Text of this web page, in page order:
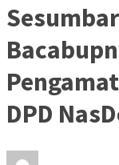
DPD